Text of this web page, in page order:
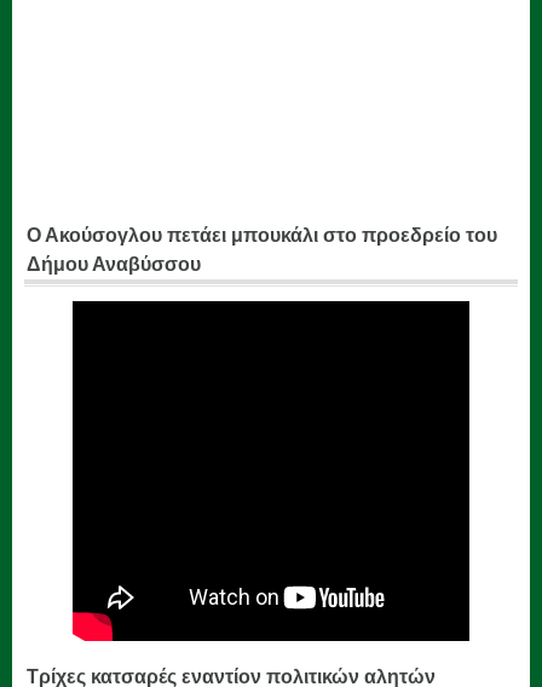
Ο Ακούσογλου πετάει μπουκάλι στο προεδρείο του
Δήμου Αναβύσσου
Τρίχες κατσαρές εναντίον πολιτικών αλητών